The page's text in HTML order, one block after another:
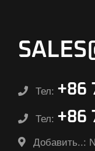
Тел: +86
Тел: +86
Добавить..: